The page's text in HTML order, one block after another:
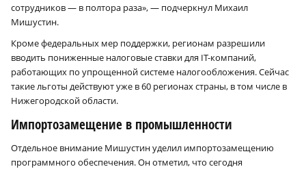
сотрудников — в полтора раза», — подчеркнул Михаил
Мишустин.
Кроме федеральных мер поддержки, регионам разрешили
вводить пониженные налоговые ставки для IT-компаний,
работающих по упрощенной системе налогообложения. Сейчас
такие льготы действуют уже в 60 регионах страны, в том числе в
Нижегородской области.
Импортозамещение в промышленности
Отдельное внимание Мишустин уделил импортозамещению
программного обеспечения. Он отметил, что сегодня